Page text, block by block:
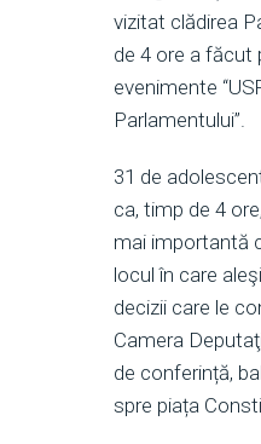
vizitat clădirea
de 4 ore a făcut
evenimente
Parlamentului”.
31 de
ca, timp de 4
mai importantă
locul în care
decizii care le
Camera
de conferință,
spre piața